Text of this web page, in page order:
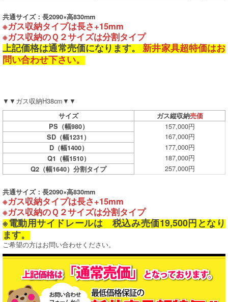
共通サイズ：長2090×高830mm
※ガス収納タイプは長さ+15mm
※ガス収納のＱ２サイズは分割タイプ
上記価格は通常売価になります。新井家具超特価はお
問い合わせ下さい。
▼▼ガス収納H38cm▼▼
サイズ ガス縦収納売価
PS（幅980）
157,000円
SD（幅1231） 167,000円
D（幅1400） 177,000円
Q1（幅1510） 187,000円
Q2（幅1640）分割タイプ 257,000円
共通サイズ：長2090×高830mm
※ガス収納タイプは長さ+15mm
※ガス収納のＱ２サイズは分割タイプ
※電動用サイドレールは 税込み売価19,500円となり
ます。
ご希望の方はお問い合わせください。